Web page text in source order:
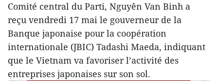
Comité central du Parti, Nguyên Van Binh a
reçu vendredi 17 mai le gouverneur de la
Banque japonaise pour la coopération
internationale (JBIC) Tadashi Maeda, indiquant
que le Vietnam va favoriser l’activité des
entreprises japonaises sur son sol.